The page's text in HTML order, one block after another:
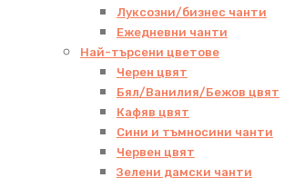
Луксозни/бизнес чанти
Ежедневни чанти
Най-търсени цветове
Черен цвят
Бял/Ванилия/Бежов цвят
Кафяв цвят
Сини и тъмносини чанти
Червен цвят
Зелени дамски чанти